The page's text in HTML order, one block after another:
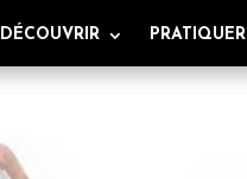
DÉCOUVRIR PRATIQUER